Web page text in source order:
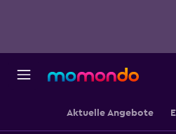
Aktuelle Angebote